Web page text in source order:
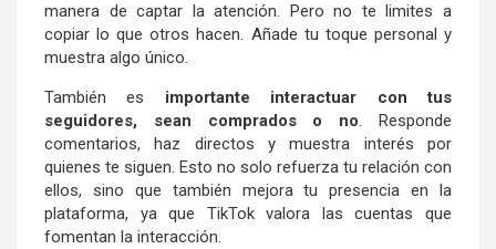
manera de captar la atención. Pero no te limites a
copiar lo que otros hacen. Añade tu toque personal y
muestra algo único.
También es importante interactuar con tus
seguidores, sean comprados o no. Responde
comentarios, haz directos y muestra interés por
quienes te siguen. Esto no solo refuerza tu relación con
ellos, sino que también mejora tu presencia en la
plataforma, ya que TikTok valora las cuentas que
fomentan la interacción.